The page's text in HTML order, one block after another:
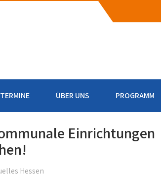
TERMINE ÜBER UNS PROGRAMM
Einrichtungen
Hessen